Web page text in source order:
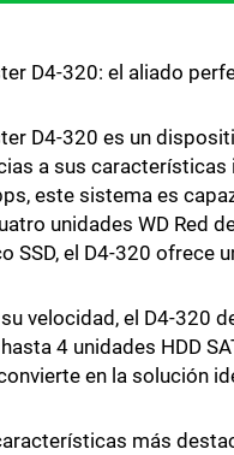
D4-320: el aliado
D4-320 es un
a sus
este sistema es
unidades WD Red
SSD, el D4-320 ofrece
velocidad, el D4-320
4 unidades HDD
en la solución
más